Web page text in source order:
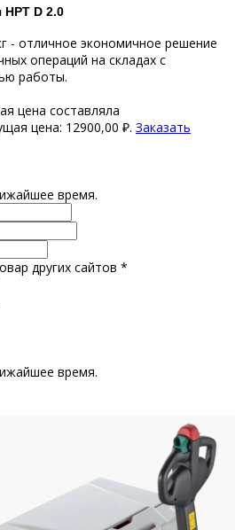
D 2.0
- отличное экономичное решение
операций на складах с
работы.
цена составляла
цена: 12900,00 ₽. Заказать
время.
других сайтов *
время.